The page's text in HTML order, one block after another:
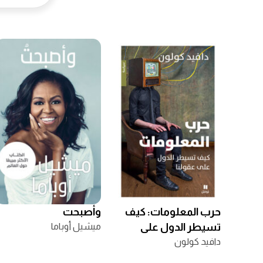
حرب المعلومات: كيف
تسيطر الدول على
عقولنا
دافيد كولون
وأصبحت
ميشيل أوباما